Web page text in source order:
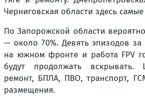
Черниговская области здесь
По Запорожской области
— около 70%. Девять эпизодов за
на южном фронте и работа FPV
будут продолжать
ремонт, БПЛА, ПВО, транспорт,
размещения.